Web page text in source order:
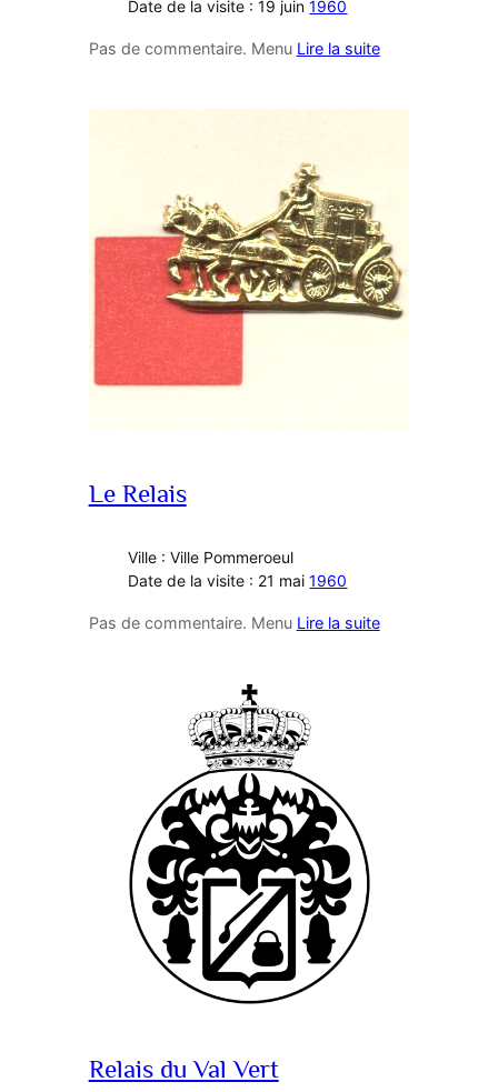
Date de la visite : 19 juin1960
Pas de commentaire. Menu Lire la suite
Le Relais
Ville : Ville Pommeroeul
Date de la visite : 21 mai1960
Pas de commentaire. Menu Lire la suite
Relais du Val Vert